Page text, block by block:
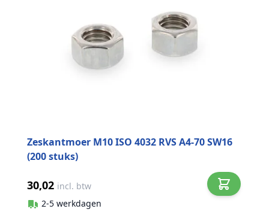
Zeskantmoer M10 ISO 4032 RVS A4-70 SW16
(200 stuks)
30,02 incl. btw
2-5 werkdagen